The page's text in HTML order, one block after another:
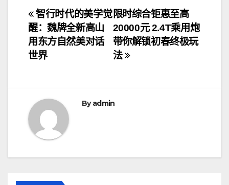
文
章
导
限时综合钜惠至高
20000元 2.4T乘用炮
带你解锁初春终极玩
法
智行时代的美学觉
醒：魏牌全新高山
用东方自然美对话
世界
Byadmin